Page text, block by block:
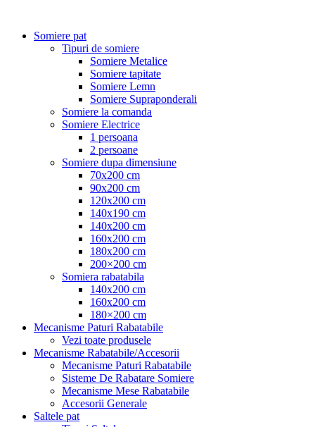
Somiere pat
Tipuri de somiere
Somiere Metalice
Somiere tapitate
Somiere Lemn
Somiere Supraponderali
Somiere la comanda
Somiere Electrice
1 persoana
2 persoane
Somiere dupa dimensiune
70x200 cm
90x200 cm
120x200 cm
140x190 cm
140x200 cm
160x200 cm
180x200 cm
200×200 cm
Somiera rabatabila
140x200 cm
160x200 cm
180×200 cm
Mecanisme Paturi Rabatabile
Vezi toate produsele
Mecanisme Rabatabile/Accesorii
Mecanisme Paturi Rabatabile
Sisteme De Rabatare Somiere
Mecanisme Mese Rabatabile
Accesorii Generale
Saltele pat